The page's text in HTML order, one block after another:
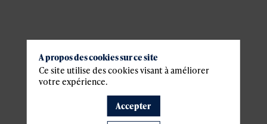
Il manque du contenu : rafraichissez votre navigateur
A propos des cookies sur ce site
Ce site utilise des cookies visant à améliorer
votre expérience.
Accepter